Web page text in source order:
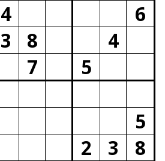
4
6
3 8
4
7
5
5
2
3
8